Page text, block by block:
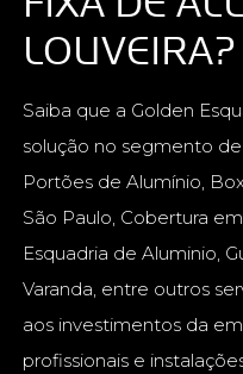
LOUVEIRA?
Saiba que a Golden
solução no segmento
Portões de Alumínio,
São Paulo, Cobertura
Esquadria de Aluminio,
Varanda, entre outros
aos investimentos da
profissionais e